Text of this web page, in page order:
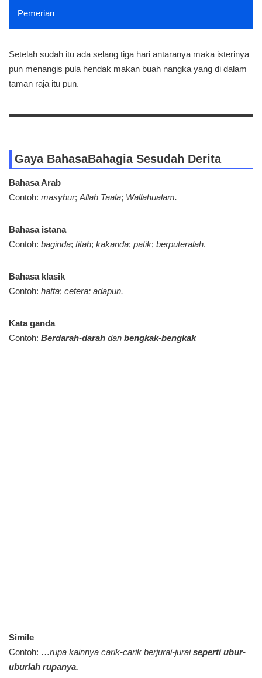
Pemerian
Setelah sudah itu ada selang tiga hari antaranya maka isterinya
pun menangis pula hendak makan buah nangka yang di dalam
taman raja itu pun.
Gaya BahasaBahagia Sesudah Derita
Bahasa Arab
Contoh: masyhur; Allah Taala; Wallahualam.
Bahasa istana
Contoh: baginda; titah; kakanda; patik; berputeralah.
Bahasa klasik
Contoh: hatta; cetera; adapun.
Kata ganda
Contoh: Berdarah-darah dan bengkak-bengkak
Simile
Contoh: …rupa kainnya carik-carik berjurai-jurai seperti ubur-
uburlah rupanya.